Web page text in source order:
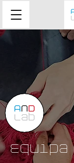
Equipa